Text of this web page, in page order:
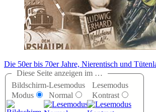
Die 50er bis 70er Jahre, Nierentisch und
Diese Seite anzeigen im …
Bildschirm-
Modus
Lesemodus
Normal
Lesemodus
Kontrast